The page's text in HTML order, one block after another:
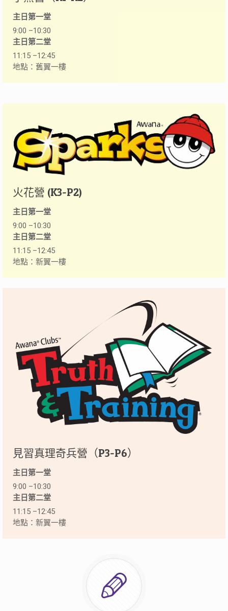
主日第一堂
9:00 –10:30
主日第二堂
11:15 –12:45
地點：舊翼一樓
火花營 (K3-P2)
主日第一堂
9:00 –10:30
主日第二堂
11:15 –12:45
地點：新翼一樓
見習真理奇兵營（P3-P6）
主日第一堂
9:00 –10:30
主日第二堂
11:15 –12:45
地點：新翼一樓